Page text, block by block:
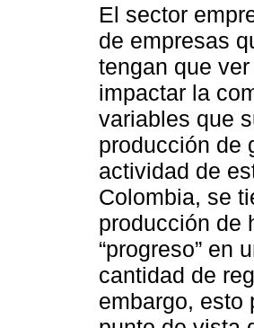
El sector
de empresas
tengan que
impactar la
variables que
producción de
actividad de
Colombia, se
producción de
“progreso” en
cantidad de
embargo, esto